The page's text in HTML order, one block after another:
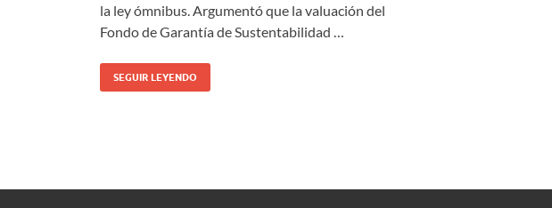
la ley ómnibus. Argumentó que la valuación del
Fondo de Garantía de Sustentabilidad …
SEGUIR LEYENDO